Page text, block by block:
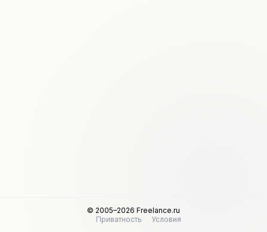
© 2005–2026 Freelance.ru
Приватность
Условия